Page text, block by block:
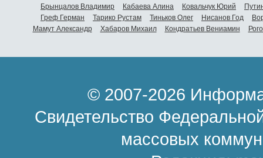
Брынцалов Владимир
Кабаева Алина Ковальчук Юрий
Греф Герман
Тарико Рустам Тиньков Олег Нисанов Год
Мамут Александр
Хабаров Михаил Кондратьев Вениамин
© 2007-2026
Свидетельство
массовых